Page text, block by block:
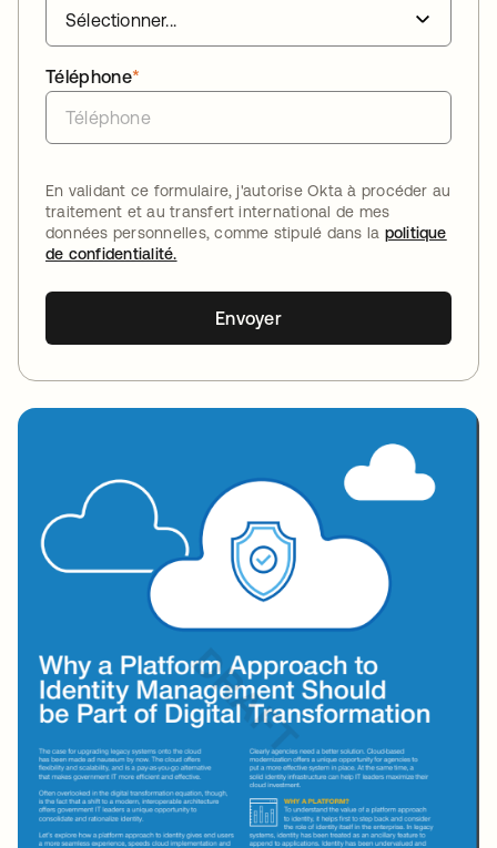
*
Téléphone
En validant ce formulaire, j'autorise Okta à procéder au
traitement et au transfert international de mes
données personnelles, comme stipulé dans la politique
de confidentialité.
Envoyer